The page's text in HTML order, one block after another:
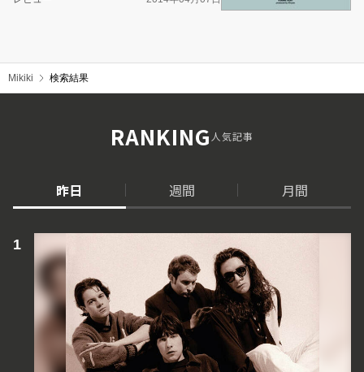
Mikiki 検索結果
RANKING人気記事
昨日 週間 月間